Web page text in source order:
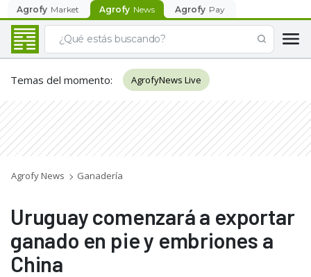
Agrofy Market Agrofy News Agrofy Pay
Temas del momento: AgrofyNews Live
Agrofy News Ganadería
Uruguay comenzará a exportar
ganado en pie y embriones a
China